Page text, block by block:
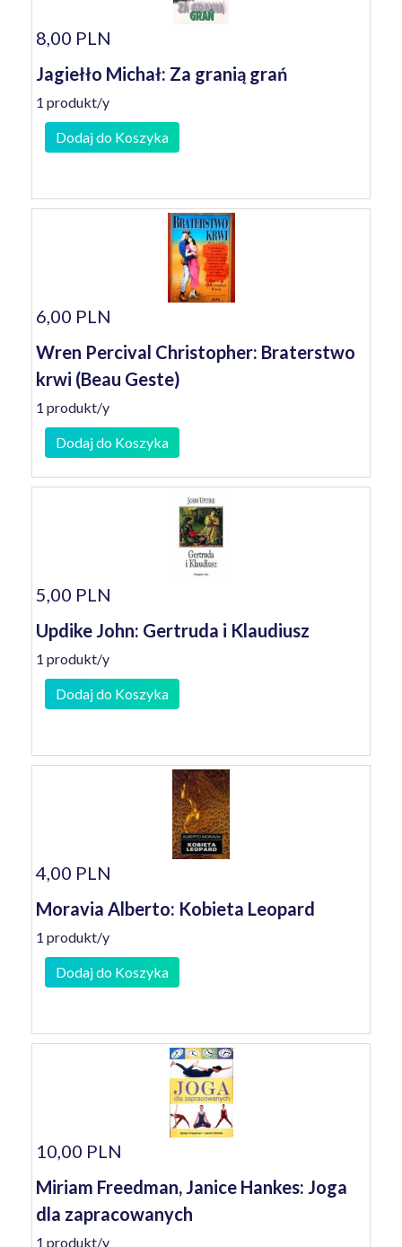
8,00 PLN
Jagiełło Michał: Za granią grań
1 produkt/y
Dodaj do Koszyka
6,00 PLN
Wren Percival Christopher: Braterstwo
krwi (Beau Geste)
1 produkt/y
Dodaj do Koszyka
5,00 PLN
Updike John: Gertruda i Klaudiusz
1 produkt/y
Dodaj do Koszyka
4,00 PLN
Moravia Alberto: Kobieta Leopard
1 produkt/y
Dodaj do Koszyka
10,00 PLN
Miriam Freedman, Janice Hankes: Joga
dla zapracowanych
1 produkt/y